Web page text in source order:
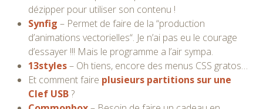
dézipper pour utiliser son contenu !
Synfig – Permet de faire de la “production
d’animations vectorielles“. Je n’ai pas eu le courage
d’essayer !!! Mais le programme a l’air sympa.
13styles– Oh tiens, encore des menus CSS gratos…
Et comment faire plusieurs partitions sur une
Clef USB?